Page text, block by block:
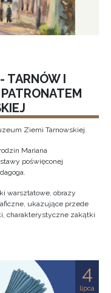
TARNÓW I
Ziemi Tarnowskiej.
Mariana
poświęconej
warsztatowe, obrazy
ukazujące przede
charakterystyczne zakątki
4
lipca